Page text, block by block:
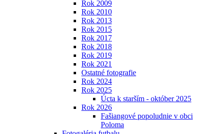
Rok 2009
Rok 2010
Rok 2013
Rok 2015
Rok 2017
Rok 2018
Rok 2019
Rok 2021
Ostatné fotografie
Rok 2024
Rok 2025
Úcta k starším - október 2025
Rok 2026
Fašiangové popoludnie v obci
Poloma